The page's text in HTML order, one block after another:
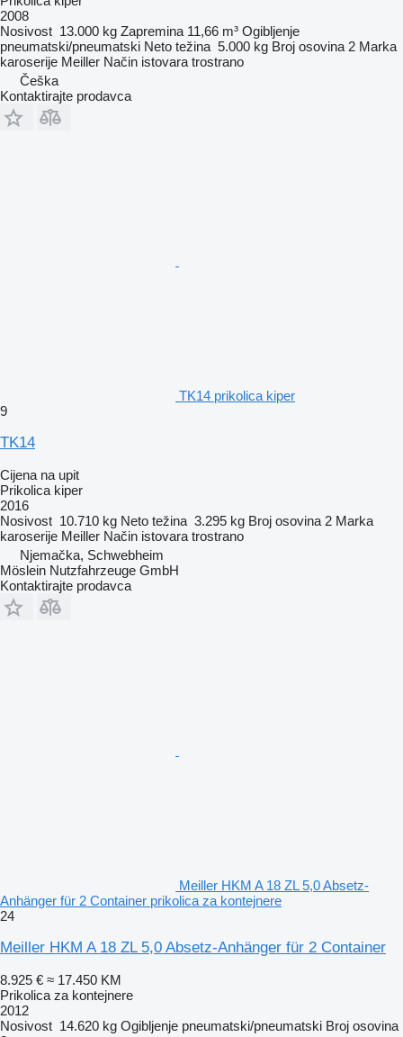
2008
Nosivost 13.000 kg Zapremina 11,66 m³ Ogibljenje
pneumatski/pneumatski Neto težina 5.000 kg Broj osovina 2 Marka
karoserije Meiller Način istovara trostrano
Češka
Kontaktirajte prodavca
TK14 prikolica kiper
9
TK14
Cijena na upit
Prikolica kiper
2016
Nosivost 10.710 kg Neto težina 3.295 kg Broj osovina 2 Marka
karoserije Meiller Način istovara trostrano
Njemačka, Schwebheim
Möslein Nutzfahrzeuge GmbH
Kontaktirajte prodavca
Meiller HKM A 18 ZL 5,0 Absetz-
Anhänger für 2 Container prikolica za kontejnere
24
Meiller HKM A 18 ZL 5,0 Absetz-Anhänger für 2 Container
8.925 € ≈ 17.450 KM
Prikolica za kontejnere
2012
Nosivost 14.620 kg Ogibljenje pneumatski/pneumatski Broj osovina